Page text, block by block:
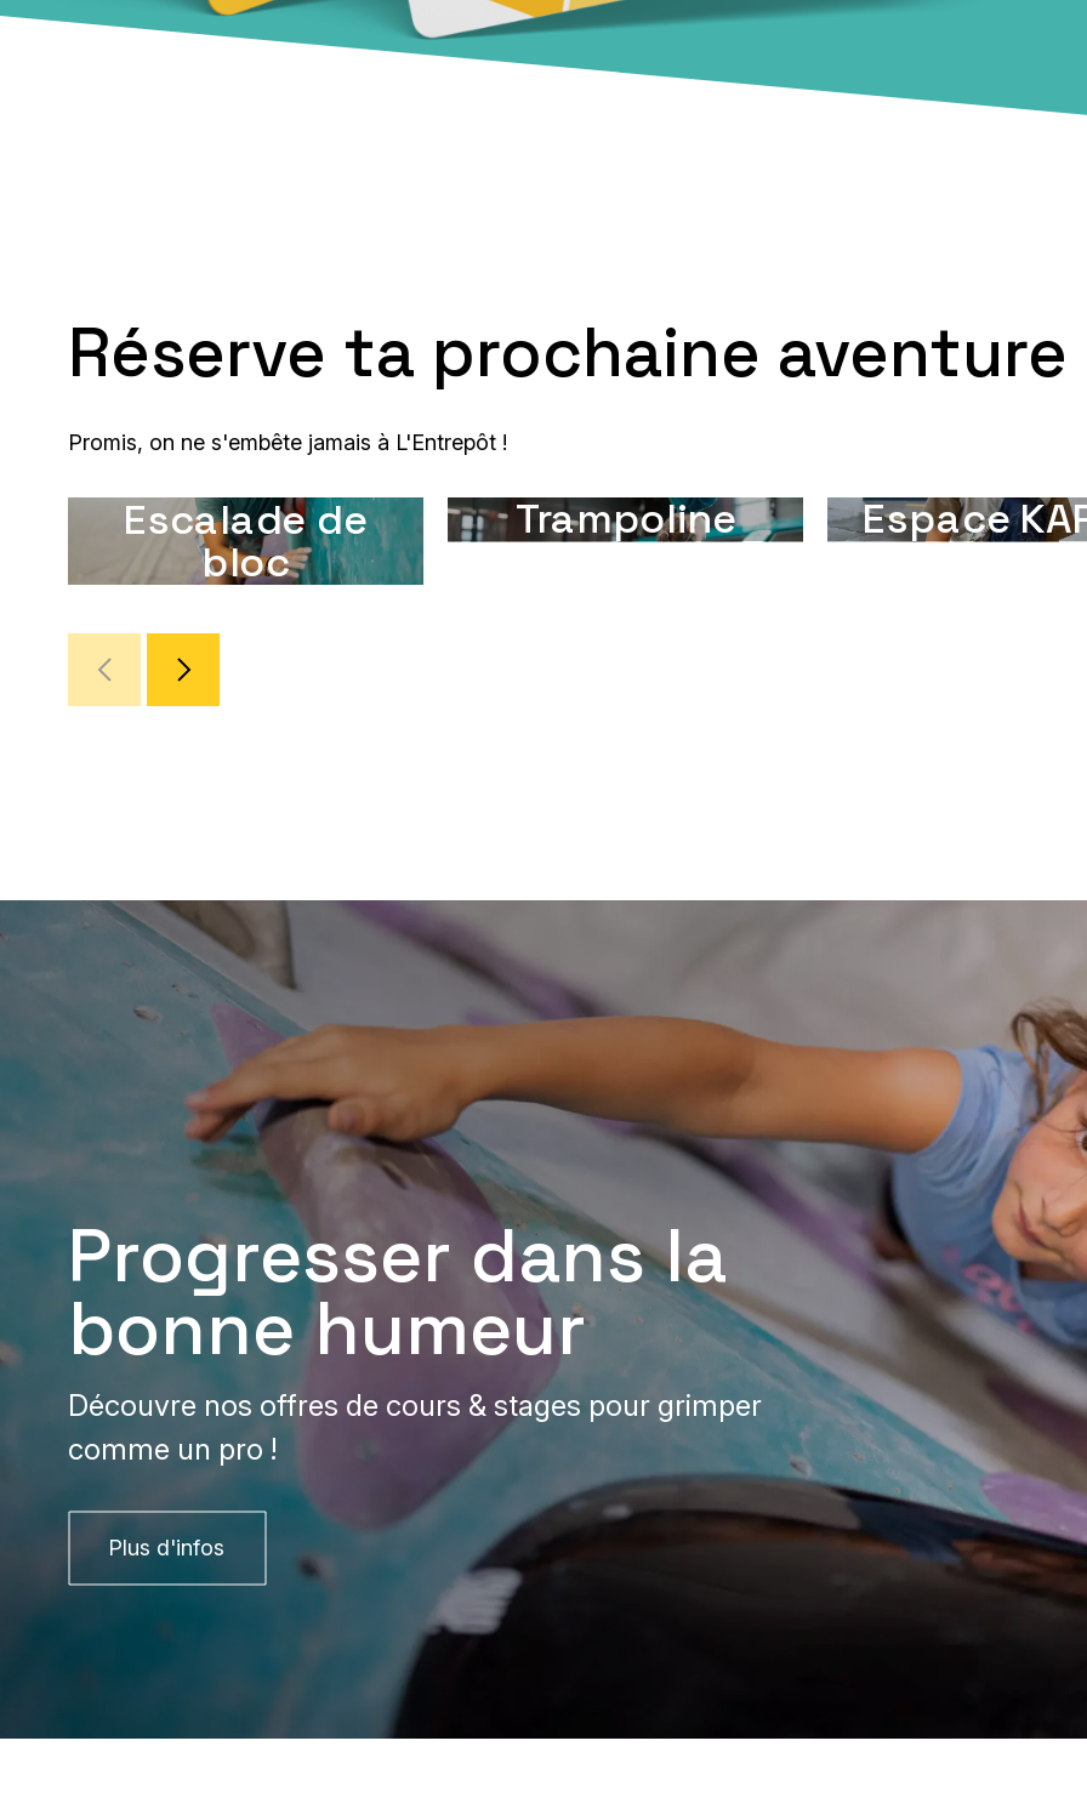
Réserve ta prochaine aventure
Promis, on ne s'embête jamais à L'Entrepôt !
Escalade de
bloc
Trampoline Espace
Progresser dans la
bonne humeur
Découvre nos offres de cours & stages pour grimper
comme un pro !
Plus d'infos